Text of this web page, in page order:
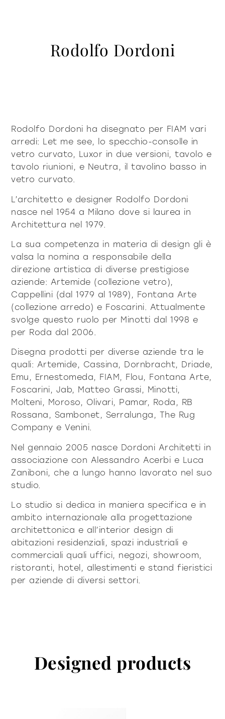
tavolini fronte e
fianco divano
divani e poltrone
home office
tutti i
prodotti
materioteca
Moderno deciso 2022 Moderno morbido
Sofisticato deciso Sofisticato morbido
Accessori
Sedie
Divani e poltrone
Home Office
Villa Miralfiore
B2B
Redazionali
Comunicati stampa
sei un rivenditore?
contract & progetti
Rodolfo Dordoni
Rodolfo Dordoni ha disegnato per FIAM vari
arredi: Let me see, lo specchio-consolle in
vetro curvato, Luxor in due versioni, tavolo e
tavolo riunioni, e Neutra, il tavolino basso in
vetro curvato.
L’architetto e designer Rodolfo Dordoni
nasce nel 1954 a Milano dove si laurea in
Architettura nel 1979.
La sua competenza in materia di design gli è
valsa la nomina a responsabile della
direzione artistica di diverse prestigiose
aziende: Artemide (collezione vetro),
Cappellini (dal 1979 al 1989), Fontana Arte
(collezione arredo) e Foscarini. Attualmente
svolge questo ruolo per Minotti dal 1998 e
per Roda dal 2006.
Disegna prodotti per diverse aziende tra le
quali: Artemide, Cassina, Dornbracht, Driade,
Emu, Ernestomeda, FIAM, Flou, Fontana Arte,
Foscarini, Jab, Matteo Grassi, Minotti,
Molteni, Moroso, Olivari, Pamar, Roda, RB
Rossana, Sambonet, Serralunga, The Rug
Company e Venini.
Nel gennaio 2005 nasce Dordoni Architetti in
associazione con Alessandro Acerbi e Luca
Zaniboni, che a lungo hanno lavorato nel suo
studio.
Lo studio si dedica in maniera specifica e in
ambito internazionale alla progettazione
architettonica e all’interior design di
abitazioni residenziali, spazi industriali e
commerciali quali uffici, negozi, showroom,
ristoranti, hotel, allestimenti e stand fieristici
per aziende di diversi settori.
Designed products